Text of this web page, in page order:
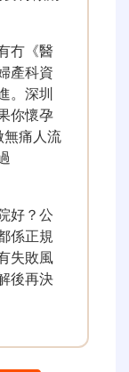
冇《醫
產科資
。深圳
你懷孕
痛人流
好？公
係正規
失敗風
後再決